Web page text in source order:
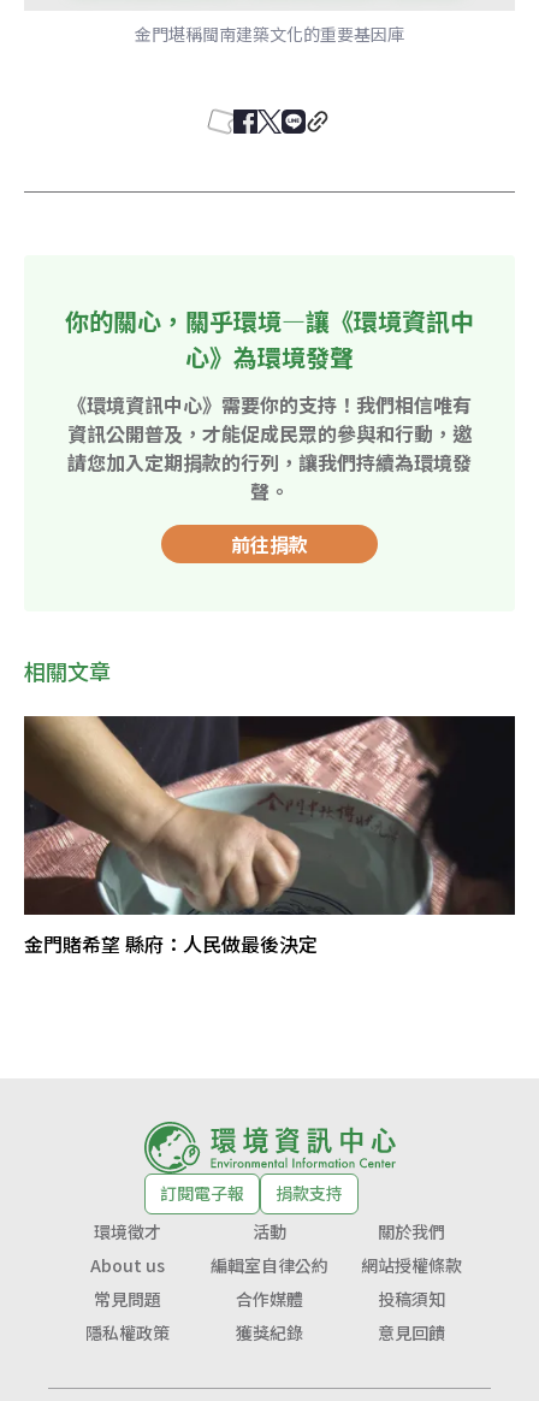
金門堪稱閩南建築文化的重要基因庫
你的關心，關乎環境—讓《環境資訊中
心》為環境發聲
《環境資訊中心》需要你的支持！我們相信唯有
資訊公開普及，才能促成民眾的參與和行動，邀
請您加入定期捐款的行列，讓我們持續為環境發
聲。
前往捐款
相關文章
金門賭希望 縣府：人民做最後決定
訂閱電子報
捐款支持
環境徵才
活動
關於我們
About us
編輯室自律公約
網站授權條款
常見問題
合作媒體
投稿須知
隱私權政策
獲獎紀錄 意見回饋